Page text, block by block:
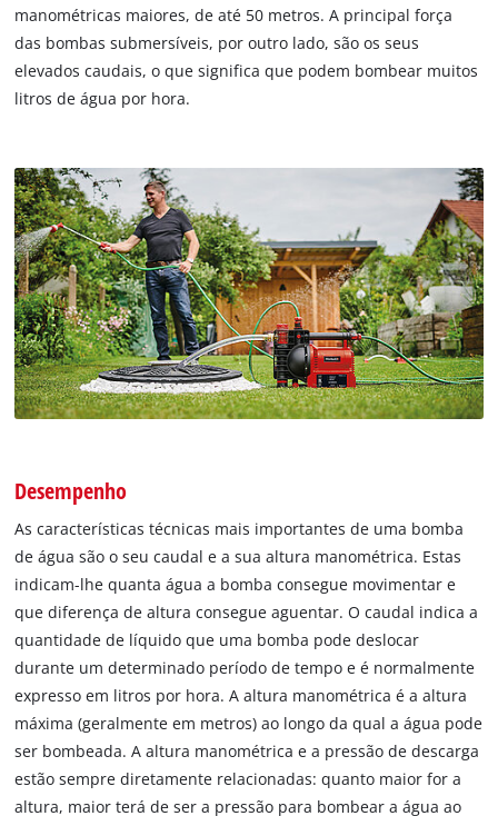
manométricas maiores, de até 50 metros. A principal força
das bombas submersíveis, por outro lado, são os seus
elevados caudais, o que significa que podem bombear muitos
litros de água por hora.
Desempenho
As características técnicas mais importantes de uma bomba
de água são o seu caudal e a sua altura manométrica. Estas
indicam-lhe quanta água a bomba consegue movimentar e
que diferença de altura consegue aguentar. O caudal indica a
quantidade de líquido que uma bomba pode deslocar
durante um determinado período de tempo e é normalmente
expresso em litros por hora. A altura manométrica é a altura
máxima (geralmente em metros) ao longo da qual a água pode
ser bombeada. A altura manométrica e a pressão de descarga
estão sempre diretamente relacionadas: quanto maior for a
altura, maior terá de ser a pressão para bombear a água ao